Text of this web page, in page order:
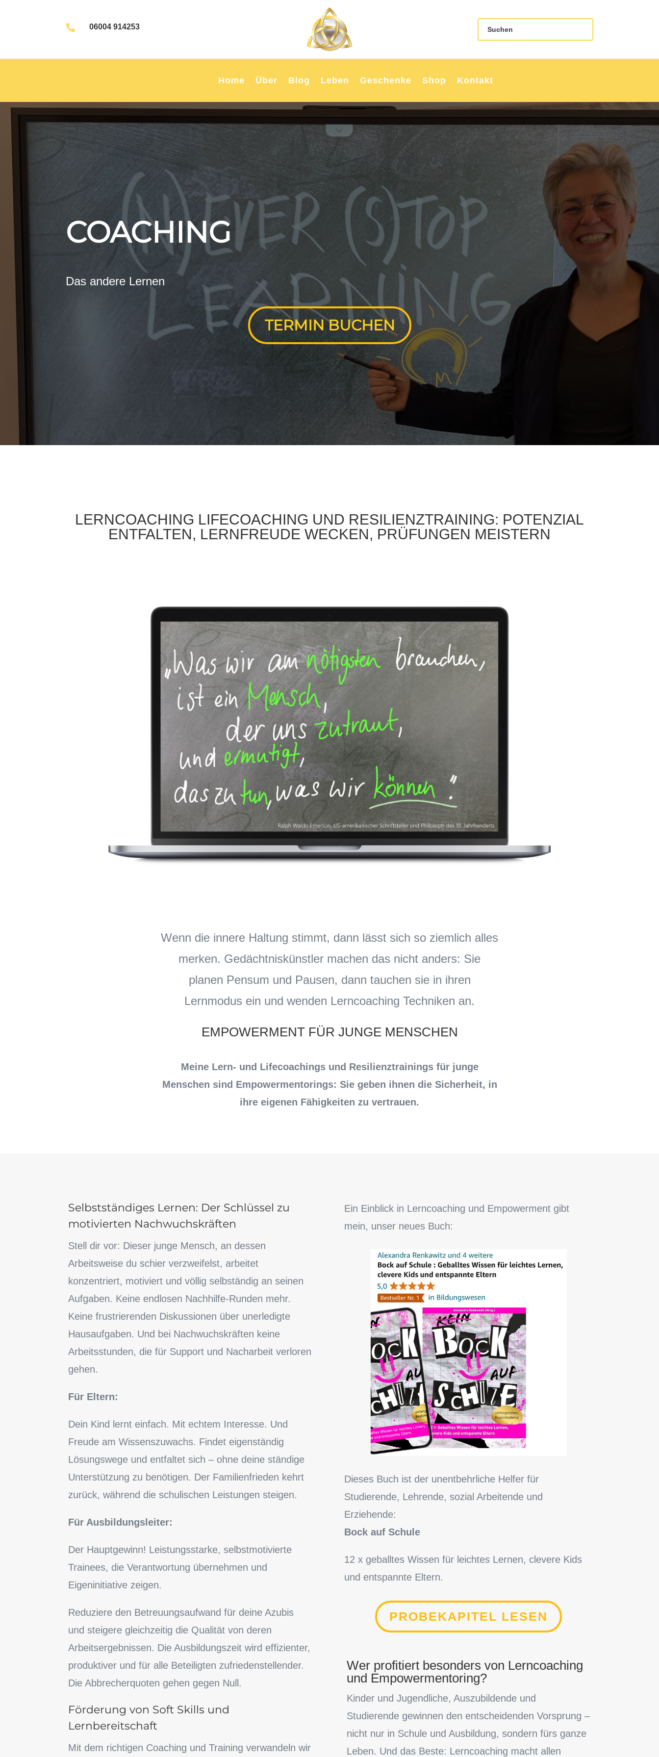
 06004 914253
Home Über Blog Leben Geschenke Shop Kontakt
COACHING
Das andere Lernen
TERMIN BUCHEN
LERNCOACHING LIFECOACHING UND RESILIENZTRAINING: POTENZIAL
ENTFALTEN, LERNFREUDE WECKEN, PRÜFUNGEN MEISTERN
Wenn die innere Haltung stimmt, dann lässt sich so ziemlich alles
merken. Gedächtniskünstler machen das nicht anders: Sie
planen Pensum und Pausen, dann tauchen sie in ihren
Lernmodus ein und wenden Lerncoaching Techniken an.
EMPOWERMENT FÜR JUNGE MENSCHEN
Meine Lern- und Lifecoachings und Resilienztrainings für junge
Menschen sind Empowermentorings: Sie geben ihnen die Sicherheit, in
ihre eigenen Fähigkeiten zu vertrauen.
Selbstständiges Lernen: Der Schlüssel zu
motivierten Nachwuchskräften
Stell dir vor: Dieser junge Mensch, an dessen
Arbeitsweise du schier verzweifelst, arbeitet
konzentriert, motiviert und völlig selbständig an seinen
Aufgaben. Keine endlosen Nachhilfe-Runden mehr.
Keine frustrierenden Diskussionen über unerledigte
Hausaufgaben. Und bei Nachwuchskräften keine
Arbeitsstunden, die für Support und Nacharbeit verloren
gehen.
Für Eltern:
Dein Kind lernt einfach. Mit echtem Interesse. Und
Freude am Wissenszuwachs. Findet eigenständig
Lösungswege und entfaltet sich – ohne deine ständige
Unterstützung zu benötigen. Der Familienfrieden kehrt
zurück, während die schulischen Leistungen steigen.
Für Ausbildungsleiter:
Der Hauptgewinn! Leistungsstarke, selbstmotivierte
Trainees, die Verantwortung übernehmen und
Eigeninitiative zeigen.
Reduziere den Betreuungsaufwand für deine Azubis
und steigere gleichzeitig die Qualität von deren
Arbeitsergebnissen. Die Ausbildungszeit wird effizienter,
produktiver und für alle Beteiligten zufriedenstellender.
Die Abbrecherquoten gehen gegen Null.
Förderung von Soft Skills und
Lernbereitschaft
Mit dem richtigen Coaching und Training verwandeln wir
Ein Einblick in Lerncoaching und Empowerment gibt
mein, unser neues Buch:
Dieses Buch ist der unentbehrliche Helfer für
Studierende, Lehrende, sozial Arbeitende und
Erziehende:
Bock auf Schule
12 x geballtes Wissen für leichtes Lernen, clevere Kids
und entspannte Eltern.
PROBEKAPITEL LESEN
Wer profitiert besonders von Lerncoaching
und Empowermentoring?
Kinder und Jugendliche, Auszubildende und
Studierende gewinnen den entscheidenden Vorsprung –
nicht nur in Schule und Ausbildung, sondern fürs ganze
Leben. Und das Beste: Lerncoaching macht allen